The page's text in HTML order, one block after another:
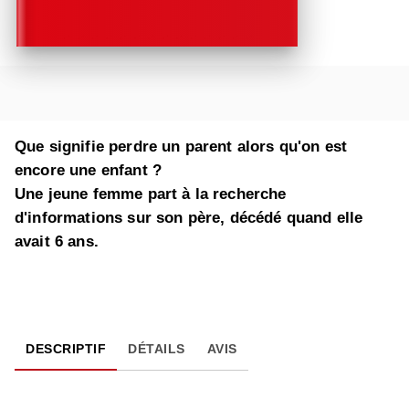
Que signifie perdre un parent alors qu'on est
encore une enfant ?
Une jeune femme part à la recherche
d'informations sur son père, décédé quand elle
avait 6 ans.
DESCRIPTIF DÉTAILS AVIS